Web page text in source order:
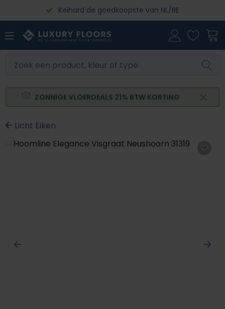
Ga naar de hoofdinhoudKeihard de goedkoopste van NL/BE
ZONNIGE VLOERDEALS 21% BTW KORTING
Licht Eiken
Afbeeldingengalerij overslaan